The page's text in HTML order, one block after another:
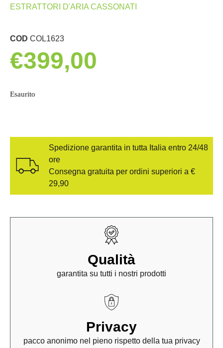
ESTRATTORI D'ARIA CASSONATI
COD COL1623
€399,00
Esaurito
Spedizione garantita in tutta Italia entro 24/48
ore
Consegna gratuita per ordini superiori a €
29,90
Qualità
garantita su tutti i nostri prodotti
Privacy
pacco anonimo nel pieno rispetto della tua privacy